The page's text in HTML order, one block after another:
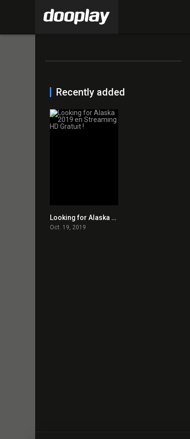
Recently added
7.7Looking for Alaska 2019 en Streaming HD Gratuit !
Oct. 19, 2019